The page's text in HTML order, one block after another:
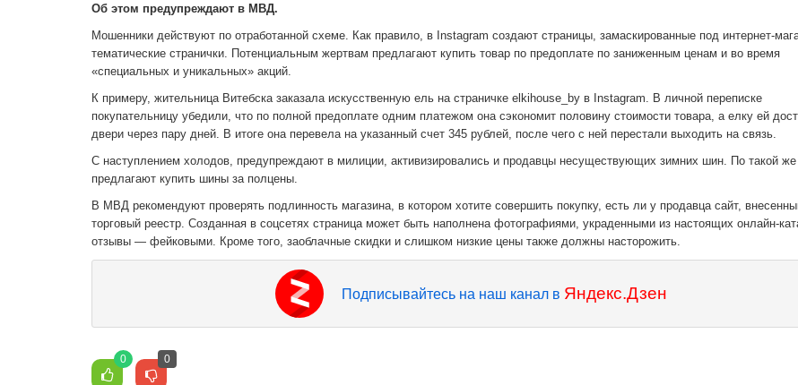
Об этом предупреждают в МВД.
Мошенники действуют по отработанной схеме. Как правило, в Instagram создают страницы, замаскированные под интернет-
тематические странички. Потенциальным жертвам предлагают купить товар по предоплате по заниженным ценам и во время
«специальных и уникальных» акций.
К примеру, жительница Витебска заказала искусственную ель на страничке elkihouse_by в Instagram. В личной переписке
покупательницу убедили, что по полной предоплате одним платежом она сэкономит половину стоимости товара, а елку ей
двери через пару дней. В итоге она перевела на указанный счет 345 рублей, после чего с ней перестали выходить на связь.
С наступлением холодов, предупреждают в милиции, активизировались и продавцы несуществующих зимних шин. По такой
предлагают купить шины за полцены.
В МВД рекомендуют проверять подлинность магазина, в котором хотите совершить покупку, есть ли у продавца сайт,
торговый реестр. Созданная в соцсетях страница может быть наполнена фотографиями, украденными из настоящих онлайн-
отзывы — фейковыми. Кроме того, заоблачные скидки и слишком низкие цены также должны насторожить.
Подписывайтесь на наш канал в Яндекс.Дзен
0 0